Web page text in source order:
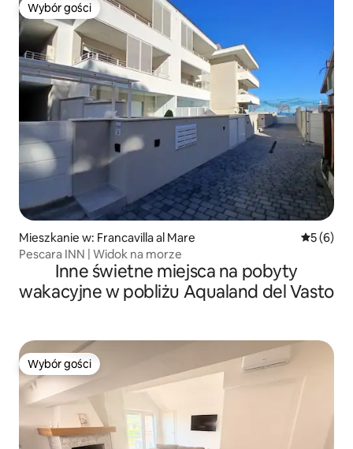
Wybór gości
Wybór gości
Mieszkanie w: Francavilla al Mare Średnia
5 (6)
Pescara INN | Widok na morze
Inne świetne miejsca na pobyty
wakacyjne w pobliżu Aqualand del Vasto
Wybór gości
Wybór gości